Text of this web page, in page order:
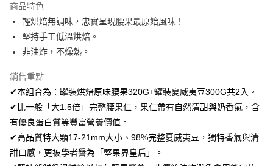
Google Pay
全盈+PAY
大哥付你分期
相關說明
1.本服務由台灣大哥大提供，台灣大哥大用戶可立即使用無須另外申請。
2.付款方式選擇「大哥付你分期」，訂單成立後會自動跳轉到大哥付的交易
流程，驗證手機門號後，選擇欲分期的期數、繳款截止日，確認付款後即完
成交易。
3.實際核准額度、可分期數及費用金額請依後續交易確認頁面所載為準。
4.訂單成立30分鐘內，如未前往確認交易或遇審核未通過，訂單將自動取
消。如遇「轉專審核」未通過狀況，表示未達大哥付你分期系統評分，恕無
AFTEE先享後付
相關說明
【關於「AFTEE先享後付」】
AFTEE先享後付是「在收到商品之後才付款」的支付方式。 讓您購物簡單
１．簡單：不需註冊會員、不需綁卡、不需儲值。
ATM付款
運送方式
商品特色
輕烘焙無調味，忠實呈現腰果最原始風味！
堅持手工低溫烘焙。
非油炸，不燥熱。
銷售重點
✔本組合為：罐裝烘焙原味腰果320G+罐裝夏威夷豆300G共2入。
✔比一般「大1.5倍」完整腰果仁，果仁帶有自然清甜與奶香氣，含
有優良蛋白質等豐富營養價值。
✔高品質特大顆17-21mm大小、98%完整夏威夷豆，獨特香氣與清
甜口感，更被學者譽為「堅果界皇后」。